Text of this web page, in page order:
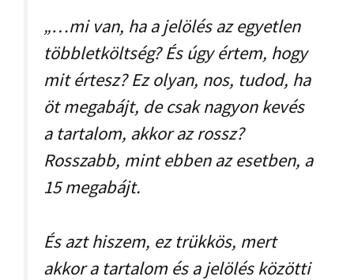
„…mi van, ha a jelölés az egyetlen
többletköltség? És úgy értem, hogy
mit értesz? Ez olyan, nos, tudod, ha
öt megabájt, de csak nagyon kevés
a tartalom, akkor az rossz?
Rosszabb, mint ebben az esetben, a
15 megabájt.
És azt hiszem, ez trükkös, mert
akkor a tartalom és a jelölés közötti